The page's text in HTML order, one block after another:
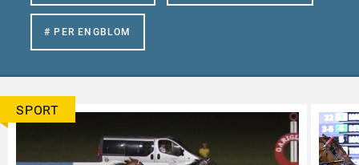
# PER ENGBLOM
SPORT